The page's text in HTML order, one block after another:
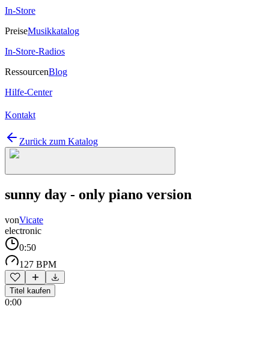
In-Store
PreiseMusikkatalog
In-Store-Radios
RessourcenBlog
Hilfe-Center
Kontakt
Zurück zum Katalog
sunny day - only piano version
vonVicate
electronic
0:50
127 BPM
Titel kaufen
0:00